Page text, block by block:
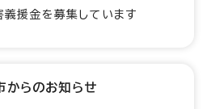
援金を募集しています
からのお知らせ